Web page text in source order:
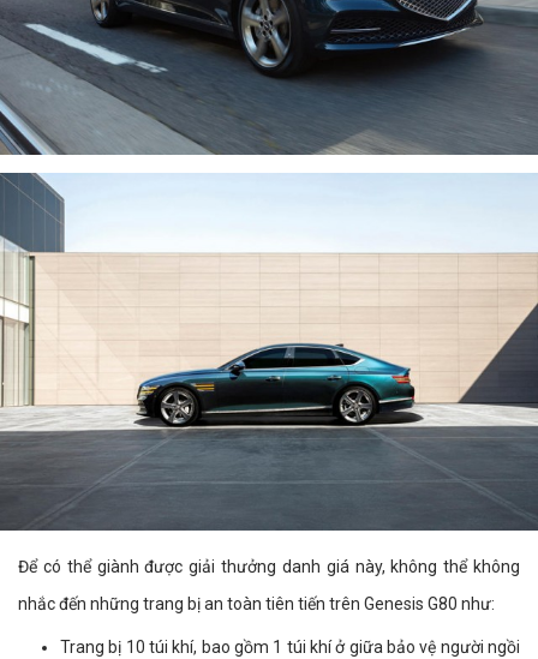
Để có thể giành được giải thưởng danh giá này, không thể không
nhắc đến những trang bị an toàn tiên tiến trên Genesis G80 như:
Trang bị 10 túi khí, bao gồm 1 túi khí ở giữa bảo vệ người ngồi